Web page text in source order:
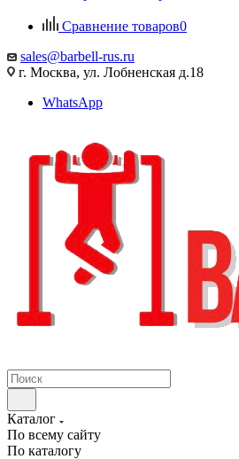
Сравнение товаров0
sales@barbell-rus.ru
г. Москва, ул. Лобненская д.18
WhatsApp
Каталог
По всему сайту
По каталогу